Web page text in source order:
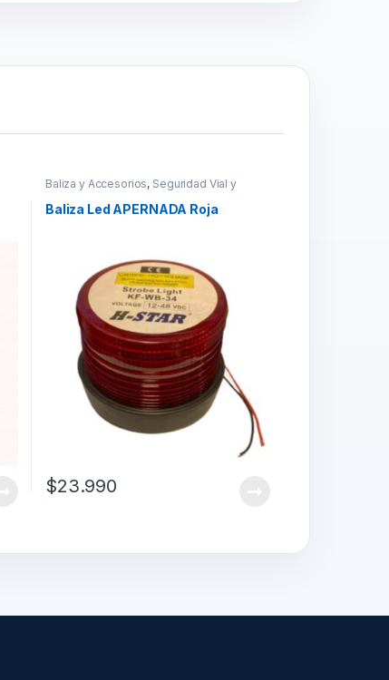
Baliza y Accesorios, Seguridad Vial y
Laboral
Baliza Led APERNADA Roja
$23.990